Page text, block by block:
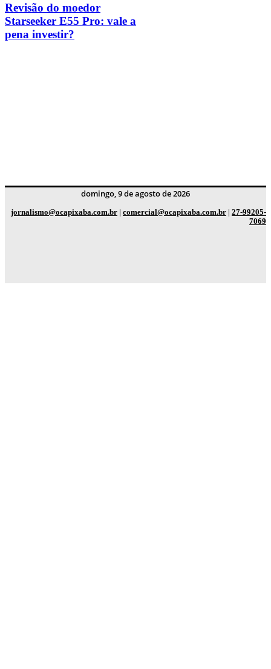
Revisão do moedor
Starseeker E55 Pro: vale a
pena investir?
domingo, 9 de agosto de 2026
jornalismo@ocapixaba.com.br | comercial@ocapixaba.com.br | 27-99205-
7069